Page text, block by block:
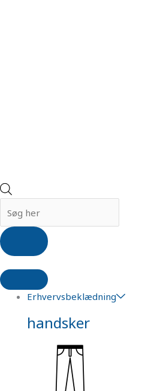
Erhvervsbeklædning
handsker